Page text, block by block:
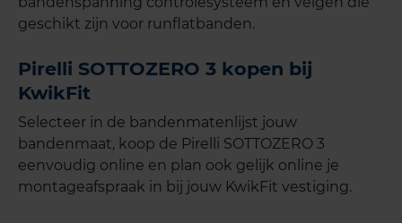
geschikt zijn voor runflatbanden.
Pirelli SOTTOZERO 3 kopen bij
KwikFit
Selecteer in de bandenmatenlijst jouw
bandenmaat, koop de Pirelli SOTTOZERO 3
eenvoudig online en plan ook gelijk online je
montageafspraak in bij jouw KwikFit vestiging.